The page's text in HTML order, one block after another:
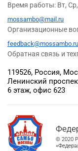
© 2020
119526, Россия,
Ленинский
6 этаж, офис 623
Время работы: Вт,
mossambo@mail.ru
Организационные
feedback@mossambo.ru
Обратная связь и